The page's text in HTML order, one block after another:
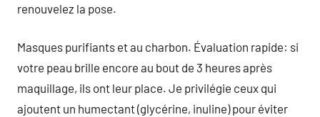
renouvelez la pose.
Masques purifiants et au charbon. Évaluation rapide: si
votre peau brille encore au bout de 3 heures après
maquillage, ils ont leur place. Je privilégie ceux qui
ajoutent un humectant (glycérine, inuline) pour éviter